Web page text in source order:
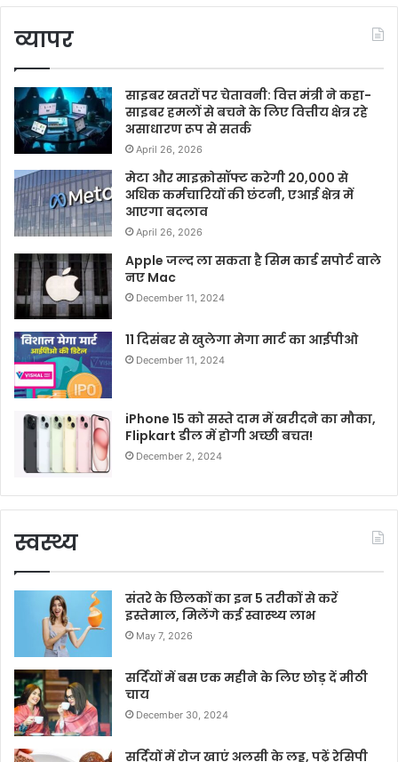
व्यापर
साइबर खतरों पर चेतावनी: वित्त मंत्री ने कहा-
साइबर हमलों से बचने के लिए वित्तीय क्षेत्र रहे
असाधारण रूप से सतर्क
April 26, 2026
मेटा और माइक्रोसॉफ्ट करेगी 20,000 से
अधिक कर्मचारियों की छंटनी, एआई क्षेत्र में
आएगा बदलाव
April 26, 2026
Apple जल्द ला सकता है सिम कार्ड सपोर्ट वाले
नए Mac
December 11, 2024
11 दिसंबर से खुलेगा मेगा मार्ट का आईपीओ
December 11, 2024
iPhone 15 को सस्ते दाम में खरीदने का मौका,
Flipkart डील में होगी अच्छी बचत!
December 2, 2024
स्वस्थ्य
संतरे के छिलकों का इन 5 तरीकों से करें
इस्तेमाल, मिलेंगे कई स्वास्थ्य लाभ
May 7, 2026
सर्दियों में बस एक महीने के लिए छोड़ दें मीठी
चाय
December 30, 2024
सर्दियों में रोज खाएं अलसी के लड्डू, पढ़ें रेसिपी